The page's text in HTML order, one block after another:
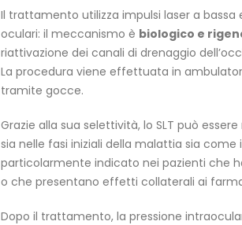
Il trattamento utilizza impulsi laser a
oculari: il meccanismo è biologico e
riattivazione dei canali di drenaggio
La procedura viene effettuata in
tramite gocce.
Grazie alla sua selettività, lo SLT può
sia nelle fasi iniziali della malattia sia
particolarmente indicato nei pazienti che
o che presentano effetti collaterali ai
Dopo il trattamento, la pressione